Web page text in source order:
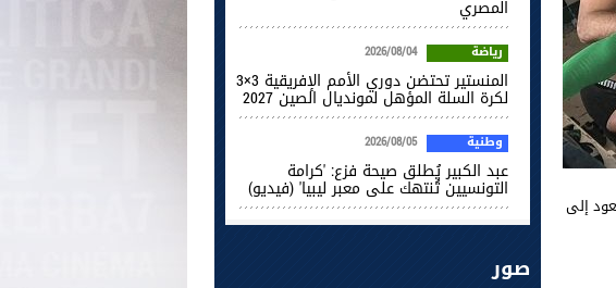
إلى
المصري
رياضة 2026/08/04
المنستير تحتضن دوري الأمم الإفريقية 3×3
لكرة السلة المؤهل لمونديال الصين 2027
وطنية 2026/08/05
عبد الكبير يُطلق صيحة فزع: 'كرامة
التونسيين تُنتهك على معبر ليبيا' (فيديو)
صور